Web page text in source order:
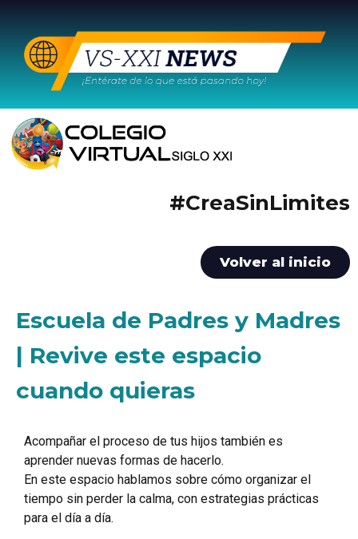
#CreaSinLimites
Volver al inicio
Escuela de Padres y Madres
| Revive este espacio
cuando quieras
Acompañar el proceso de tus hijos también es
aprender nuevas formas de hacerlo.
En este espacio hablamos sobre cómo organizar el
tiempo sin perder la calma, con estrategias prácticas
para el día a día.